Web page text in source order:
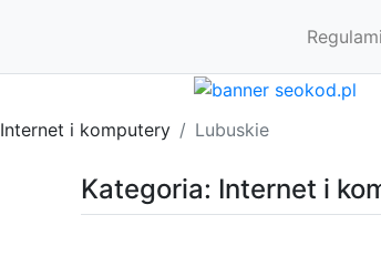
Internet i komputery Lubuskie
Kategoria: Internet i